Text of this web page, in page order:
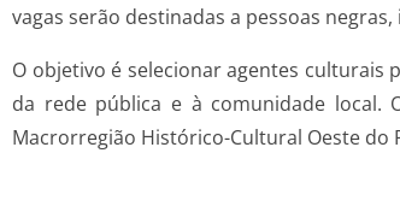
vagas serão destinadas a pessoas
O objetivo é selecionar agentes culturais
da rede pública e à comunidade local.
Macrorregião Histórico-Cultural Oeste